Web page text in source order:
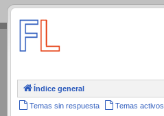
.
Índice general
Temas sin respuesta
Temas activos